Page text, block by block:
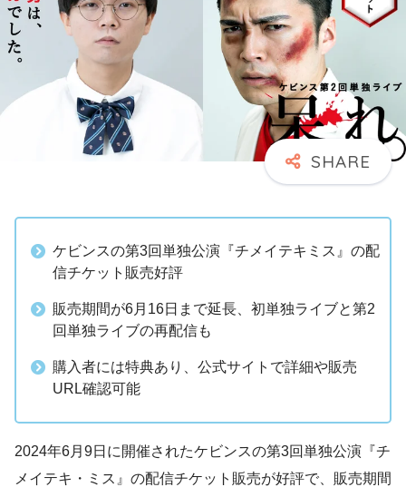
ケビンスの第3回単独公演『チメイテキミス』の配
信チケット販売好評
販売期間が6月16日まで延長、初単独ライブと第2
回単独ライブの再配信も
購入者には特典あり、公式サイトで詳細や販売
URL確認可能
2024年6月9日に開催されたケビンスの第3回単独公演『チ
メイテキ・ミス』の配信チケット販売が好評で、販売期間